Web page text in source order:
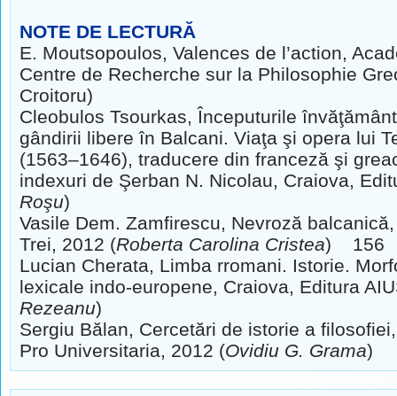
NOTE DE LECTURĂ
E. Moutsopoulos, Valences de l’action,
Centre de Recherche sur la Philosophie
Croitoru)
Cleobulos Tsourkas, Începuturile
gândirii libere în Balcani. Viaţa şi opera lui
(1563–1646), traducere din franceză şi
indexuri de Şerban N. Nicolau, Craiova,
Roşu)
Vasile Dem. Zamfirescu, Nevroză
Trei, 2012 (Roberta Carolina Cristea) 156
Lucian Cherata, Limba rromani. Istorie.
lexicale indo-europene, Craiova, Editura
Rezeanu)
Sergiu Bălan, Cercetări de istorie a
Pro Universitaria, 2012 (Ovidiu G. Grama)